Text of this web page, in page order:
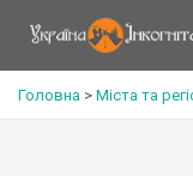
Головна > Міста та